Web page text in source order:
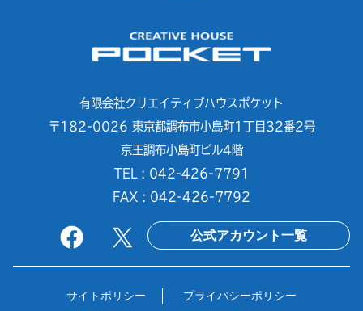
有限会社クリエイティブハウスポケット
〒182-0026 東京都調布市小島町1丁目32番2号
京王調布小島町ビル4階
TEL : 042-426-7791
FAX : 042-426-7792
公式アカウント一覧
サイトポリシー プライバシーポリシー